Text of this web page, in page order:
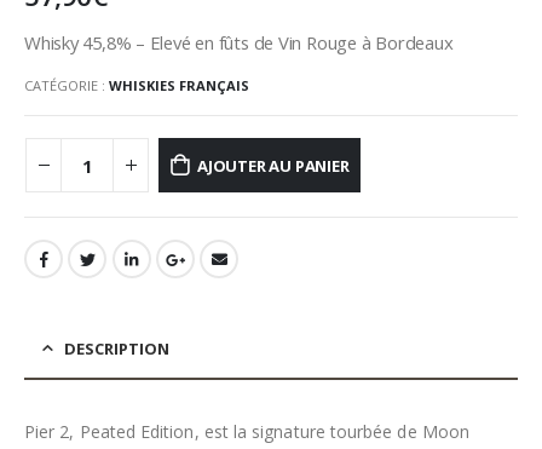
Whisky 45,8% – Elevé en fûts de Vin Rouge à Bordeaux
CATÉGORIE : WHISKIES FRANÇAIS
AJOUTER AU PANIER
DESCRIPTION
Pier 2, Peated Edition, est la signature tourbée de Moon